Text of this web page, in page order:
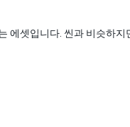
에셋입니다. 씬과 비슷하